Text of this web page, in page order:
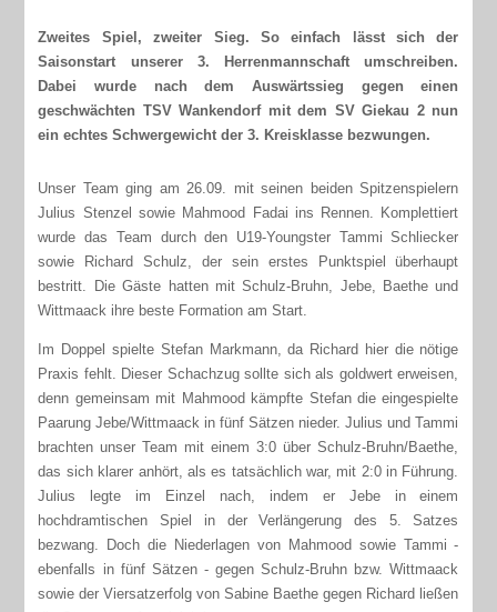
Zweites Spiel, zweiter Sieg. So einfach lässt sich der
Saisonstart unserer 3. Herrenmannschaft umschreiben.
Dabei wurde nach dem Auswärtssieg gegen einen
geschwächten TSV Wankendorf mit dem SV Giekau 2 nun
ein echtes Schwergewicht der 3. Kreisklasse bezwungen.
Unser Team ging am 26.09. mit seinen beiden Spitzenspielern
Julius Stenzel sowie Mahmood Fadai ins Rennen. Komplettiert
wurde das Team durch den U19-Youngster Tammi Schliecker
sowie Richard Schulz, der sein erstes Punktspiel überhaupt
bestritt. Die Gäste hatten mit Schulz-Bruhn, Jebe, Baethe und
Wittmaack ihre beste Formation am Start.
Im Doppel spielte Stefan Markmann, da Richard hier die nötige
Praxis fehlt. Dieser Schachzug sollte sich als goldwert erweisen,
denn gemeinsam mit Mahmood kämpfte Stefan die eingespielte
Paarung Jebe/Wittmaack in fünf Sätzen nieder. Julius und Tammi
brachten unser Team mit einem 3:0 über Schulz-Bruhn/Baethe,
das sich klarer anhört, als es tatsächlich war, mit 2:0 in Führung.
Julius legte im Einzel nach, indem er Jebe in einem
hochdramtischen Spiel in der Verlängerung des 5. Satzes
bezwang. Doch die Niederlagen von Mahmood sowie Tammi -
ebenfalls in fünf Sätzen - gegen Schulz-Bruhn bzw. Wittmaack
sowie der Viersatzerfolg von Sabine Baethe gegen Richard ließen